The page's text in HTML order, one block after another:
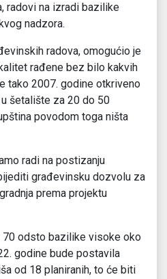
radovi na izradi bazilike
nadzora.
radova, omogućio je
rađene bez bilo kakvih
tako 2007. godine otkriveno
šetalište za 20 do 50
povodom toga ništa
radi na postizanju
građevinsku dozvolu za
prema projektu
70 odsto bazilike visoke oko
godine bude postavila
od 18 planiranih, to će biti